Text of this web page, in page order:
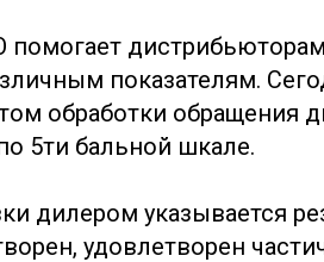
помогает дистрибьюторам
показателям.
обработки обращения
5ти бальной шкале.
дилером указывается
удовлетворен